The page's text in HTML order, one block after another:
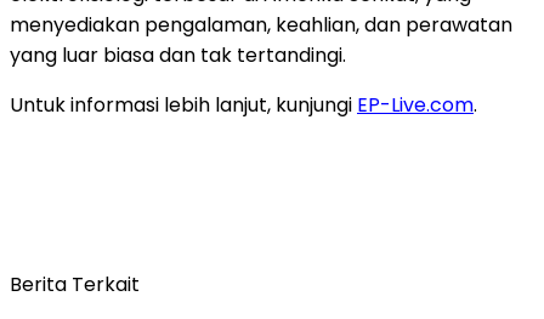
menyediakan pengalaman, keahlian, dan perawatan
yang luar biasa dan tak tertandingi.
Untuk informasi lebih lanjut, kunjungi EP-Live.com.
Berita Terkait